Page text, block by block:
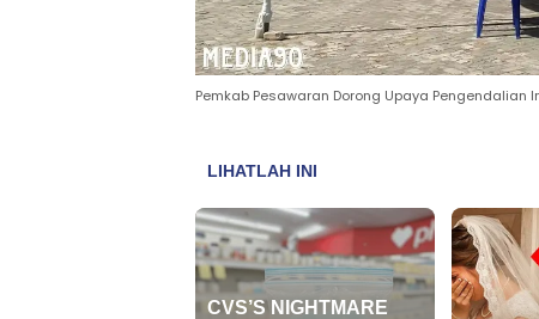
Pemkab Pesawaran Dorong Upaya Pengendalian